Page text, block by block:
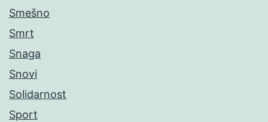
Smešno
Smrt
Snaga
Snovi
Solidarnost
Sport